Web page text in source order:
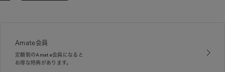
Amate会員
定額制のAmate会員になると
お得な特典があります。